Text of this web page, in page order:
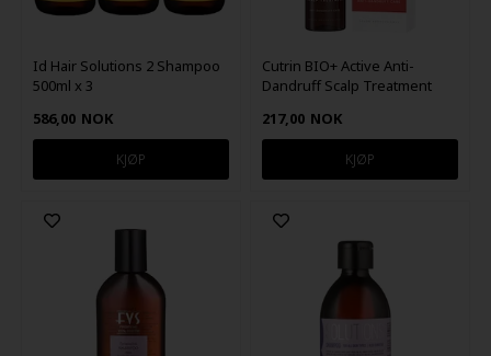
Id Hair Solutions 2 Shampoo
500ml x 3
586,00 NOK
Cutrin BIO+ Active Anti-
Dandruff Scalp Treatment
217,00 NOK